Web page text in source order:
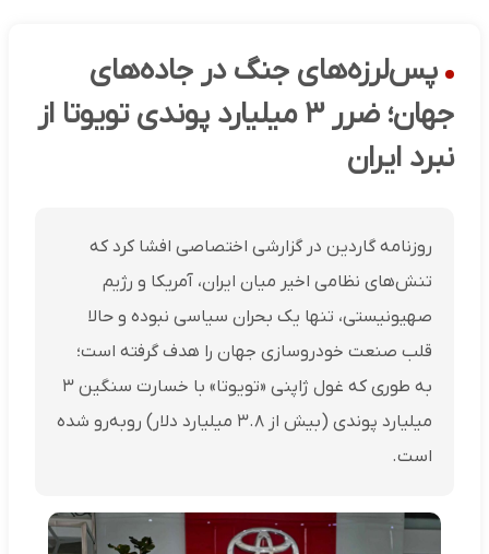
پس‌لرزه‌های جنگ در جاده‌های
جهان؛ ضرر ۳ میلیارد پوندی تویوتا از
نبرد ایران
روزنامه گاردین در گزارشی اختصاصی افشا کرد که
تنش‌های نظامی اخیر میان ایران، آمریکا و رژیم
صهیونیستی، تنها یک بحران سیاسی نبوده و حالا
قلب صنعت خودروسازی جهان را هدف گرفته است؛
به طوری که غول ژاپنی «تویوتا» با خسارت سنگین ۳
میلیارد پوندی (بیش از ۳.۸ میلیارد دلار) روبه‌رو شده
است.